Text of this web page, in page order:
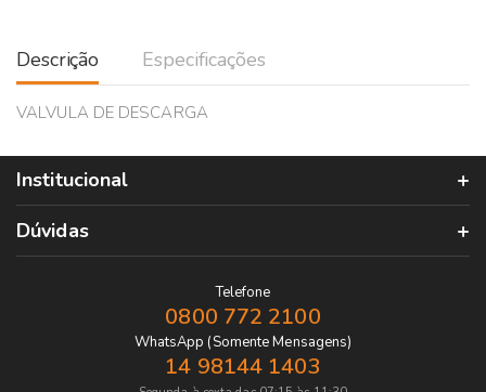
Descrição Especificações
VALVULA DE DESCARGA
Institucional
Dúvidas
Telefone
0800 772 2100
WhatsApp (Somente Mensagens)
14 98144 1403